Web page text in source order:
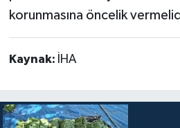
korunmasına öncelik
Kaynak: İHA